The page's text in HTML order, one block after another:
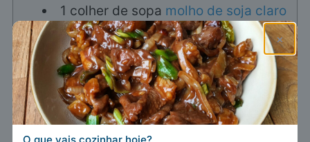
1 colher de sopa molho de soja claro
0.5 colher de sopa molho de soja
escuro
0.5 colher de sopa molho de ostra
0.5 colher de chá gengibre
finamente picado
×
O que vais cozinhar hoje?